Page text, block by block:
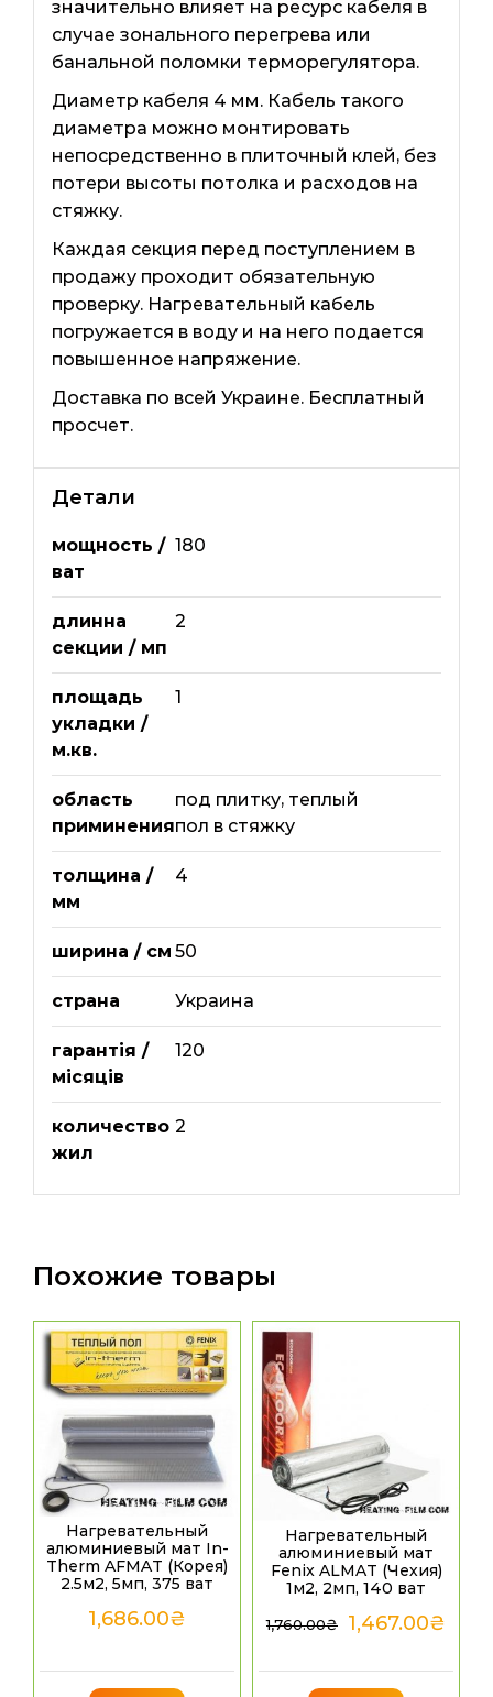
значительно влияет на ресурс кабеля в
случае зонального перегрева или
банальной поломки терморегулятора.
Диаметр кабеля 4 мм. Кабель такого
диаметра можно монтировать
непосредственно в плиточный клей, без
потери высоты потолка и расходов на
стяжку.
Каждая секция перед поступлением в
продажу проходит обязательную
проверку. Нагревательный кабель
погружается в воду и на него подается
повышенное напряжение.
Доставка по всей Украине. Бесплатный
просчет.
Детали
мощность /
ват
180
длинна
секции / мп
2
площадь
укладки /
м.кв.
1
область
приминения
под плитку, теплый
пол в стяжку
толщина /
мм
4
ширина / см 50
страна Украина
гарантія /
місяців
120
количество
жил
2
Похожие товары
Нагревательный
алюминиевый мат In-
Therm AFMAT (Корея)
2.5м2, 5мп, 375 ват
1,686.00₴
Нагревательный
алюминиевый мат
Fenix ALMAT (Чехия)
1м2, 2мп, 140 ват
1,760.00₴ 1,467.00₴